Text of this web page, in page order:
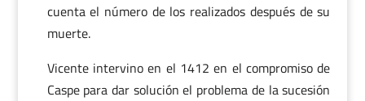
cuenta el número de los realizados después de su
muerte.
Vicente intervino en el 1412 en el compromiso de
Caspe para dar solución el problema de la sucesión